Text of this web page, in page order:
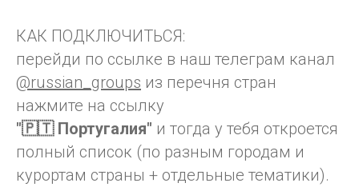
КАК ПОДКЛЮЧИТЬСЯ:
перейди по ссылке в наш телеграм канал
@russian_groups из перечня стран
нажмите на ссылку
"🇵🇹 Португалия" и тогда у тебя откроется
полный список (по разным городам и
курортам страны + отдельные тематики).